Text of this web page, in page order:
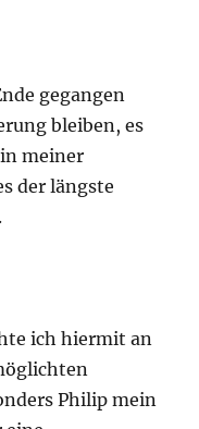
Philip mein
eine
Alpe bescherte,
Nadan, und
Ziele sind